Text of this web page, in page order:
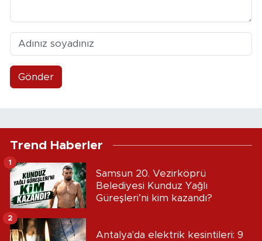
Gönder
Trend Haberler
Samsun 20. Vezirköprü
Belediyesi Kunduz Yağlı
Güreşleri’ni kim kazandı?
1
Antalya'da elektrik kesintileri: 9
2